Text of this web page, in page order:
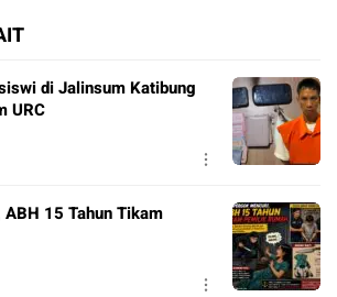
di Jalinsum Katibung
URC
15 Tahun Tikam